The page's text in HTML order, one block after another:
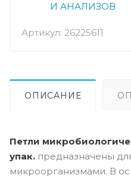
Артикул: 26225611
И АНАЛИЗОВ
ОПИСАНИЕ
Петли
упак. предназначены
микроорганизмами. В